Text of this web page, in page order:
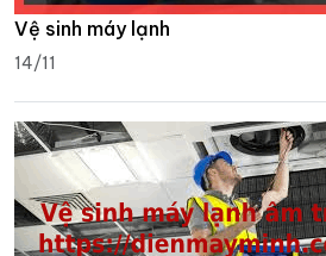
Vệ sinh máy lạnh
14/11